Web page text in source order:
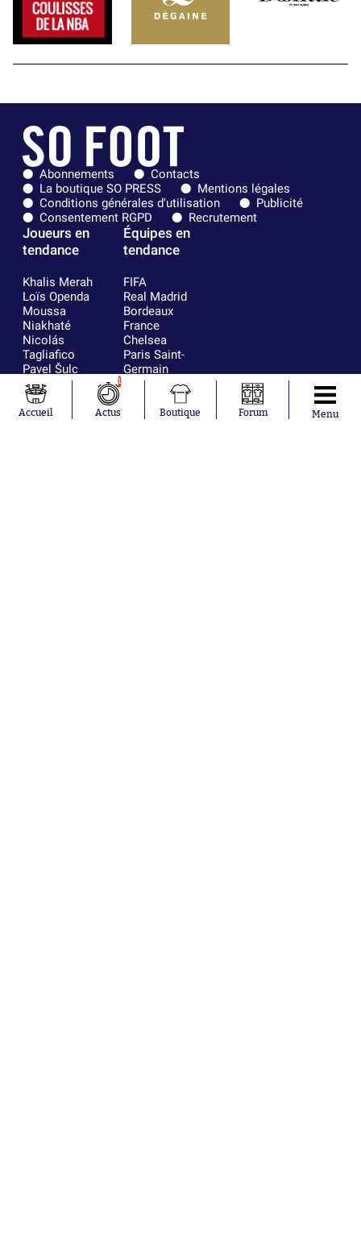
Abonnements
Contacts
La boutique SO PRESS
Mentions légales
Conditions générales d'utilisation
Publicité
Consentement RGPD
Recrutement
Joueurs en
tendance
Khalis Merah
Loïs Openda
Moussa
Niakhaté
Nicolás
Tagliafico
Pavel Šulc
Gauthier Hein
Lionel Messi
Gonzalo
Équipes en
tendance
FIFA
Real Madrid
Bordeaux
France
Chelsea
Paris Saint-
Germain
Olympique
AC Milan
Accueil
1
Actus Boutique Forum Menu